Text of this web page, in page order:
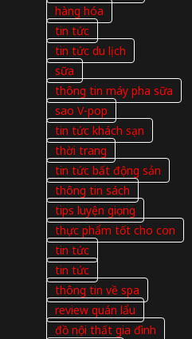
hàng hóa
tin tức
tin tức du lịch
sữa
thông tin máy pha sữa
sao V-pop
tin tức khách sạn
thời trang
tin tức bất động sản
thông tin sách
tips luyện giọng
thực phẩm tốt cho con
tin tức
tin tức
thông tin về spa
review quán lẩu
đồ nội thất gia đình